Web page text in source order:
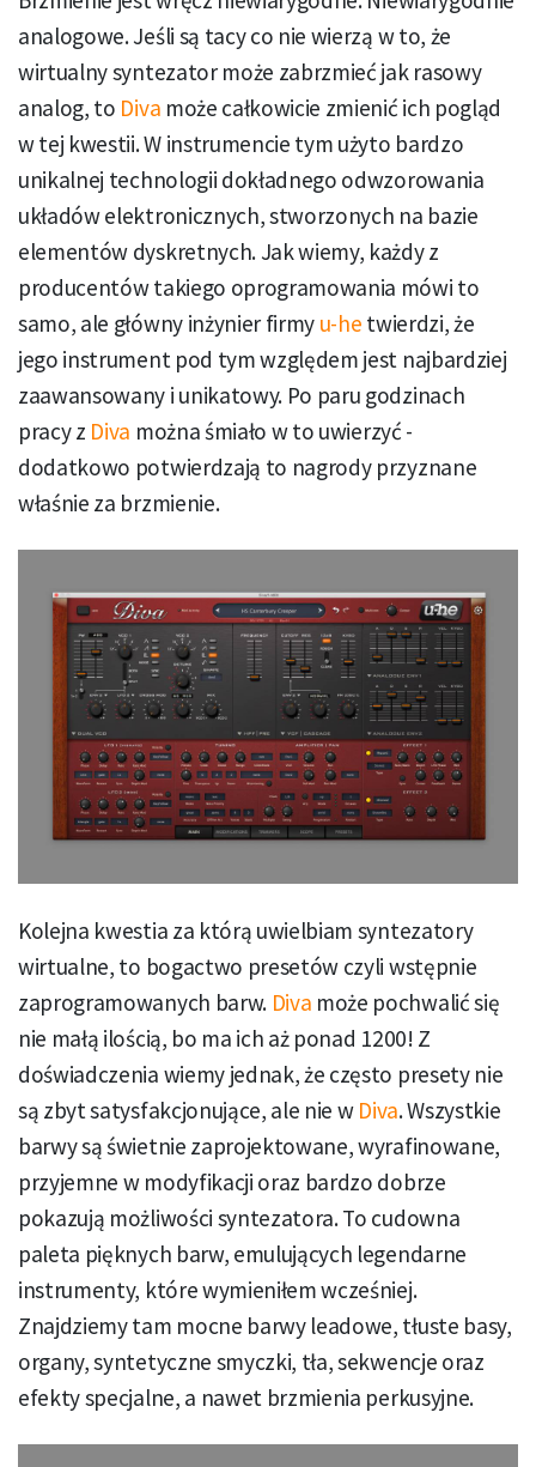
analogowe. Jeśli są tacy co nie wierzą w to, że
wirtualny syntezator może zabrzmieć jak rasowy
analog, to Diva może całkowicie zmienić ich pogląd
w tej kwestii. W instrumencie tym użyto bardzo
unikalnej technologii dokładnego odwzorowania
układów elektronicznych, stworzonych na bazie
elementów dyskretnych. Jak wiemy, każdy z
producentów takiego oprogramowania mówi to
samo, ale główny inżynier firmy u-he twierdzi, że
jego instrument pod tym względem jest najbardziej
zaawansowany i unikatowy. Po paru godzinach
pracy z Diva można śmiało w to uwierzyć -
dodatkowo potwierdzają to nagrody przyznane
właśnie za brzmienie.
Kolejna kwestia za którą uwielbiam syntezatory
wirtualne, to bogactwo presetów czyli wstępnie
zaprogramowanych barw. Diva może pochwalić się
nie małą ilością, bo ma ich aż ponad 1200! Z
doświadczenia wiemy jednak, że często presety nie
są zbyt satysfakcjonujące, ale nie w Diva. Wszystkie
barwy są świetnie zaprojektowane, wyrafinowane,
przyjemne w modyfikacji oraz bardzo dobrze
pokazują możliwości syntezatora. To cudowna
paleta pięknych barw, emulujących legendarne
instrumenty, które wymieniłem wcześniej.
Znajdziemy tam mocne barwy leadowe, tłuste basy,
organy, syntetyczne smyczki, tła, sekwencje oraz
efekty specjalne, a nawet brzmienia perkusyjne.